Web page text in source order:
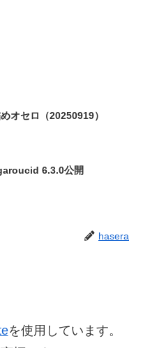
オセロ（20250919）
6.3.0公開
hasera
を使用しています。